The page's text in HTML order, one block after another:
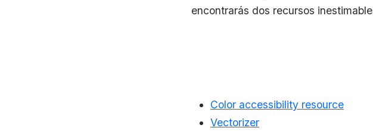
encontrarás dos recursos
Color accessibility resource
Vectorizer